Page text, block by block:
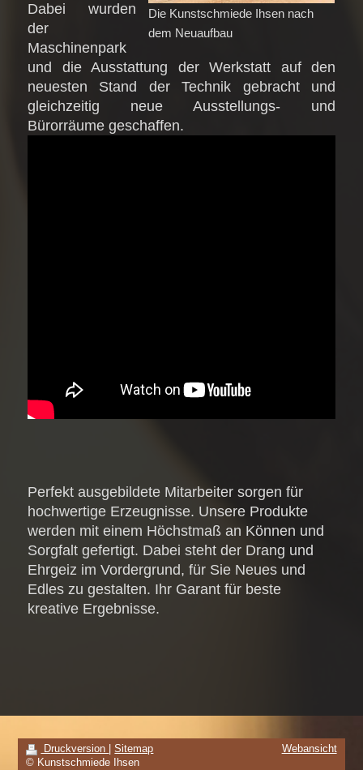
Die Kunstschmiede Ihsen nach
dem Neuaufbau
Dabei wurden
der
Maschinenpark
und die Ausstattung der Werkstatt auf den
neuesten Stand der Technik gebracht und
gleichzeitig neue Ausstellungs- und
Bürorräume geschaffen.
Perfekt ausgebildete Mitarbeiter sorgen für
hochwertige Erzeugnisse. Unsere Produkte
werden mit einem Höchstmaß an Können und
Sorgfalt gefertigt. Dabei steht der Drang und
Ehrgeiz im Vordergrund, für Sie Neues und
Edles zu gestalten. Ihr Garant für beste
kreative Ergebnisse.
Druckversion
Sitemap
© Kunstschmiede Ihsen
Webansicht